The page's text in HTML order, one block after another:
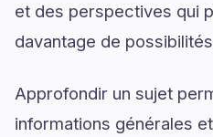
et des perspectives qui
davantage de
Approfondir un sujet
informations générales